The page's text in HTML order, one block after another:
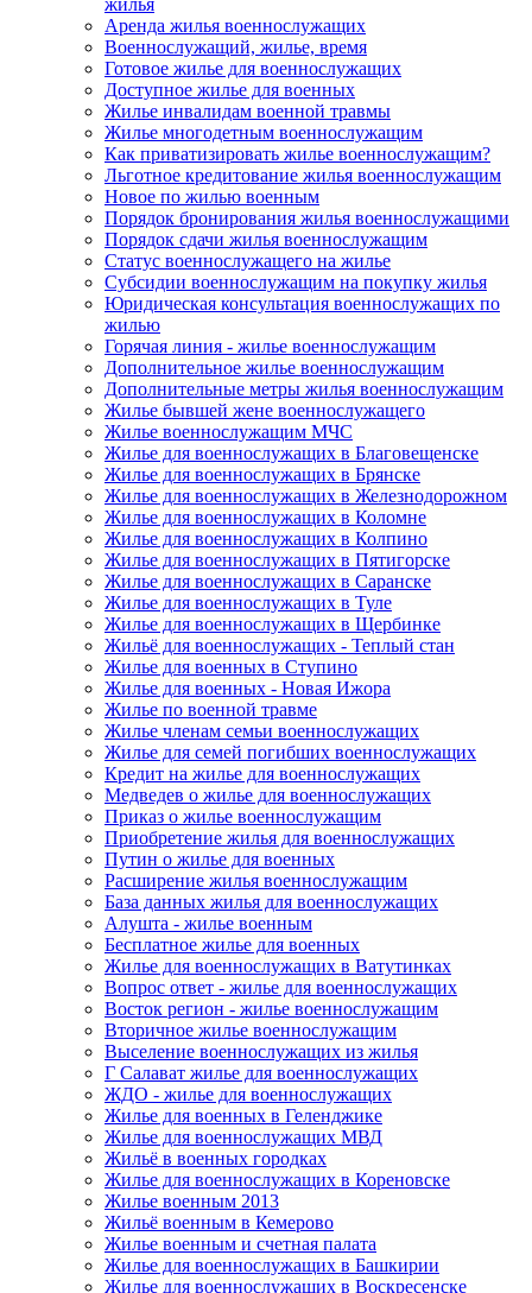
жилья
Аренда жилья военнослужащих
Военнослужащий, жилье, время
Готовое жилье для военнослужащих
Доступное жилье для военных
Жилье инвалидам военной травмы
Жилье многодетным военнослужащим
Как приватизировать жилье военнослужащим?
Льготное кредитование жилья военнослужащим
Новое по жилью военным
Порядок бронирования жилья военнослужащими
Порядок сдачи жилья военнослужащим
Статус военнослужащего на жилье
Субсидии военнослужащим на покупку жилья
Юридическая консультация военнослужащих по
жилью
Горячая линия - жилье военнослужащим
Дополнительное жилье военнослужащим
Дополнительные метры жилья военнослужащим
Жилье бывшей жене военнослужащего
Жилье военнослужащим МЧС
Жилье для военнослужащих в Благовещенске
Жилье для военнослужащих в Брянске
Жилье для военнослужащих в Железнодорожном
Жилье для военнослужащих в Коломне
Жилье для военнослужащих в Колпино
Жилье для военнослужащих в Пятигорске
Жилье для военнослужащих в Саранске
Жилье для военнослужащих в Туле
Жилье для военнослужащих в Щербинке
Жильё для военнослужащих - Теплый стан
Жилье для военных в Ступино
Жилье для военных - Новая Ижора
Жилье по военной травме
Жилье членам семьи военнослужащих
Жилье для семей погибших военнослужащих
Кредит на жилье для военнослужащих
Медведев о жилье для военнослужащих
Приказ о жилье военнослужащим
Приобретение жилья для военнослужащих
Путин о жилье для военных
Расширение жилья военнослужащим
База данных жилья для военнослужащих
Алушта - жилье военным
Бесплатное жилье для военных
Жилье для военнослужащих в Ватутинках
Вопрос ответ - жилье для военнослужащих
Восток регион - жилье военнослужащим
Вторичное жилье военнослужащим
Выселение военнослужащих из жилья
Г Салават жилье для военнослужащих
ЖДО - жилье для военнослужащих
Жилье для военных в Геленджике
Жилье для военнослужащих МВД
Жильё в военных городках
Жилье для военнослужащих в Кореновске
Жилье военным 2013
Жильё военным в Кемерово
Жилье военным и счетная палата
Жилье для военнослужащих в Башкирии
Жилье для военнослужащих в Воскресенске